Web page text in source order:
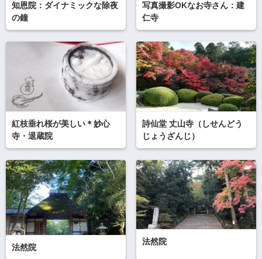
知恩院：ダイナミックな除夜
の鐘
写真撮影OKなお寺さん：建
仁寺
紅枝垂れ桜が美しい＊妙心
寺・退蔵院
詩仙堂 丈山寺（しせんどう
じょうざんじ）
法然院
法然院